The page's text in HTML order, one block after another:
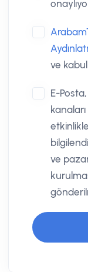
ve
E-
kanaları
ve